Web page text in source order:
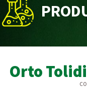
Orto